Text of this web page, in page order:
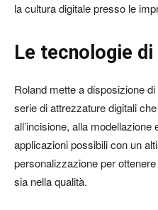
la cultura digitale presso le
Le tecnologie di
Roland mette a disposizione
serie di attrezzature digitali
all’incisione, alla
applicazioni possibili con un
personalizzazione per
sia nella qualità.